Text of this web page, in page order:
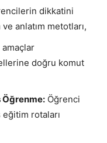
dikkatini
anlatım metotları,
doğru komut
Öğrenci
rotaları